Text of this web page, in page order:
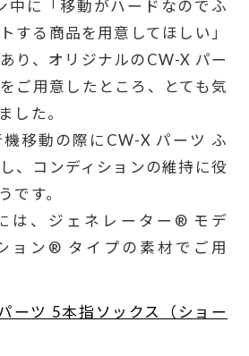
中に「移動がハードなのでふ
する商品を用意してほしい」
り、オリジナルのCW-X パー
ご用意したところ、とても気
した。
移動の際にCW-X パーツ ふ
、コンディションの維持に役
です。
は、ジェネレーター® モデ
ン® タイプの素材でご用
ーツ 5本指ソックス（ショー